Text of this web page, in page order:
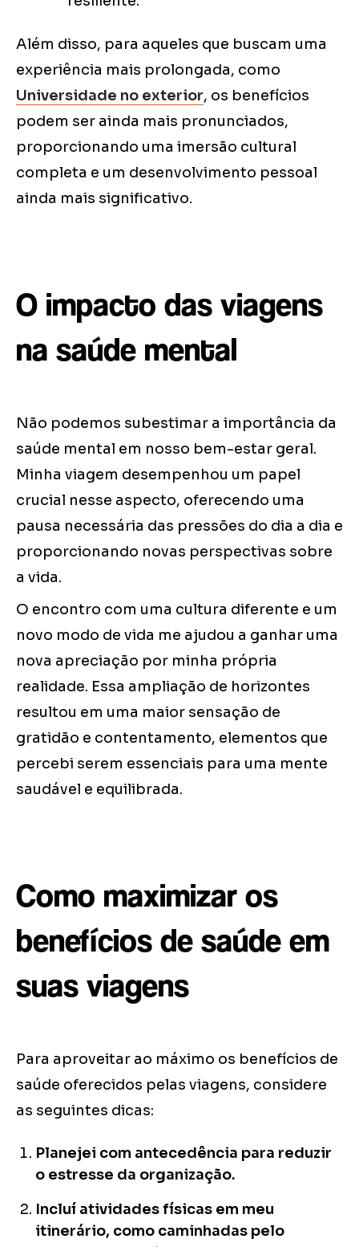
Além disso, para aqueles que buscam uma
experiência mais prolongada, como
Universidade no exterior, os benefícios
podem ser ainda mais pronunciados,
proporcionando uma imersão cultural
completa e um desenvolvimento pessoal
ainda mais significativo.
O impacto das viagens
na saúde mental
Não podemos subestimar a importância da
saúde mental em nosso bem-estar geral.
Minha viagem desempenhou um papel
crucial nesse aspecto, oferecendo uma
pausa necessária das pressões do dia a dia e
proporcionando novas perspectivas sobre
a vida.
O encontro com uma cultura diferente e um
novo modo de vida me ajudou a ganhar uma
nova apreciação por minha própria
realidade. Essa ampliação de horizontes
resultou em uma maior sensação de
gratidão e contentamento, elementos que
percebi serem essenciais para uma mente
saudável e equilibrada.
Como maximizar os
benefícios de saúde em
suas viagens
Para aproveitar ao máximo os benefícios de
saúde oferecidos pelas viagens, considere
as seguintes dicas:
Planejei com antecedência para reduzir
o estresse da organização.
Incluí atividades físicas em meu
itinerário, como caminhadas pelo